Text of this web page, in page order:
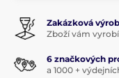
Zakázková
Zboží vám
6 značkových
a 1000 +